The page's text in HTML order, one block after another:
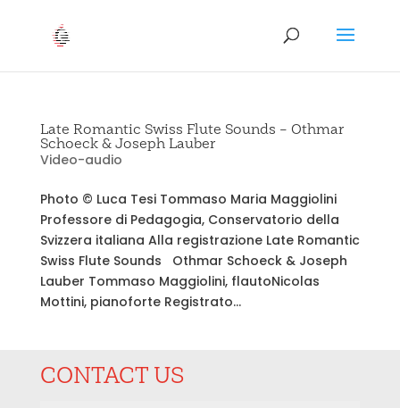
Late Romantic Swiss Flute Sounds – Othmar
Schoeck & Joseph Lauber
Video-audio
Photo © Luca Tesi Tommaso Maria Maggiolini
Professore di Pedagogia, Conservatorio della
Svizzera italiana Alla registrazione Late Romantic
Swiss Flute Sounds Othmar Schoeck & Joseph
Lauber Tommaso Maggiolini, flautoNicolas
Mottini, pianoforte Registrato...
CONTACT US